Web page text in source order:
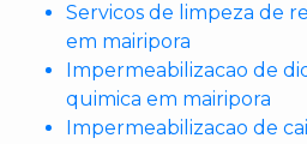
Servicos de limpeza de
em mairipora
Impermeabilizacao de
quimica em mairipora
Impermeabilizacao de